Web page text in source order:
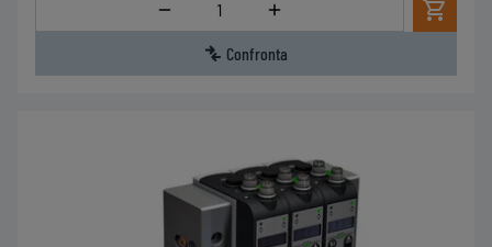
Confronta